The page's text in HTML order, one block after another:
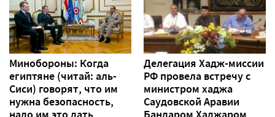
Минобороны: Когда
египтяне (читай: аль-
Сиси) говорят, что им
нужна безопасность,
Делегация Хадж-миссии
РФ провела встречу с
министром хаджа
Саудовской Аравии